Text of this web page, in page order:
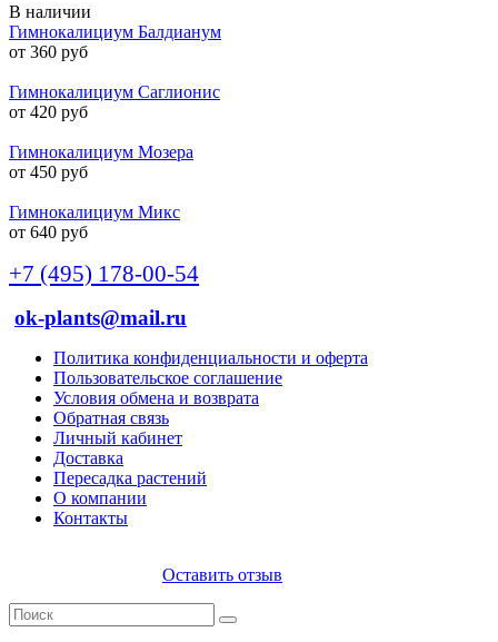
В наличии
Гимнокалициум Балдианум
от 360 руб
Гимнокалициум Саглионис
от 420 руб
Гимнокалициум Мозера
от 450 руб
Гимнокалициум Микс
от 640 руб
+7 (495) 178-00-54
ok-plants@mail.ru
Политика конфиденциальности и оферта
Пользовательское соглашение
Условия обмена и возврата
Обратная связь
Личный кабинет
Доставка
Пересадка растений
О компании
Контакты
Оставить отзыв